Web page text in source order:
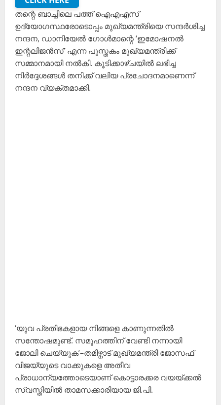
തന്റെ ബാച്ചിലെ പത്ത് ഐഎഎസ്
ഉദ്യോഗസ്ഥരോടൊപ്പം മുഖ്യമന്ത്രിയെ സന്ദർശിച്ച
നന്ദന, ഡാനിയേൽ ഗോൾമാന്റെ ‘ഇമോഷനൽ
ഇന്റലിജൻസ്’ എന്ന പുസ്തകം മുഖ്യമന്ത്രിക്ക്
സമ്മാനമായി നൽകി. കൂടിക്കാഴ്ചയിൽ ലഭിച്ച
നിർദ്ദേശങ്ങൾ തനിക്ക് വലിയ പ്രചോദനമാണെന്ന്
നന്ദന വ്യക്തമാക്കി.
‘യുവ പ്രതിഭകളായ നിങ്ങളെ കാണുന്നതിൽ
സന്തോഷമുണ്ട്. സമൂഹത്തിന് വേണ്ടി നന്നായി
ജോലി ചെയ്യുക’–തമിഴ്നാട് മുഖ്യമന്ത്രി ജോസഫ്
വിജയ്‌യുടെ വാക്കുകളെ അതീവ
പ്രാധാന്യത്തോടെയാണ് കൊട്ടാരക്കര വയയ്ക്കൽ
സ്വസ്തിയിൽ താമസക്കാരിയായ ജി.പി.